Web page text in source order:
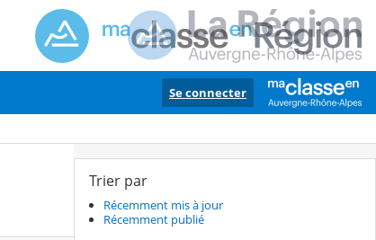
Se connecter
Trier par
Récemment mis à jour
Récemment publié